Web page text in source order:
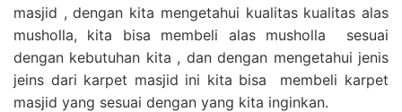
masjid , dengan kita mengetahui kualitas kualitas alas
musholla, kita bisa membeli alas musholla sesuai
dengan kebutuhan kita , dan dengan mengetahui jenis
jeins dari karpet masjid ini kita bisa membeli karpet
masjid yang sesuai dengan yang kita inginkan.